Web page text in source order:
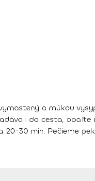
a múkou
do cesta, obaľte
20-30 min. Pečieme